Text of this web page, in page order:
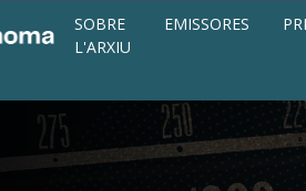
SOBRE
L'ARXIU
EMISSORES